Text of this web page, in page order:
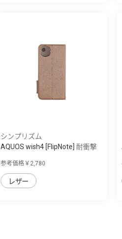
シンプリズム
AQUOS wish4 [FlipNote] 耐衝撃
参考価格￥2,780
レザー